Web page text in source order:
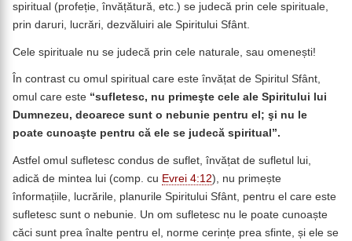
spiritual (profeție, învățătură, etc.) se judecă prin cele spirituale,
prin daruri, lucrări, dezvăluiri ale Spiritului Sfânt.
Cele spirituale nu se judecă prin cele naturale, sau omenești!
În contrast cu omul spiritual care este învățat de Spiritul Sfânt,
omul care este “sufletesc, nu primeşte cele ale Spiritului lui
Dumnezeu, deoarece sunt o nebunie pentru el; şi nu le
poate cunoaşte pentru că ele se judecă spiritual”.
Astfel omul sufletesc condus de suflet, învățat de sufletul lui,
adică de mintea lui (comp. cu Evrei 4:12), nu primește
înformațiile, lucrările, planurile Spiritului Sfânt, pentru el care este
sufletesc sunt o nebunie. Un om sufletesc nu le poate cunoaște
căci sunt prea înalte pentru el, norme cerințe prea sfinte, și ele se